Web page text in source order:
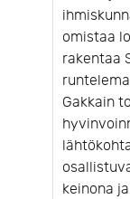
omistaa
rakentaa
Gakkain
keinona